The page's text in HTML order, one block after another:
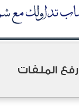
رفع الملفات